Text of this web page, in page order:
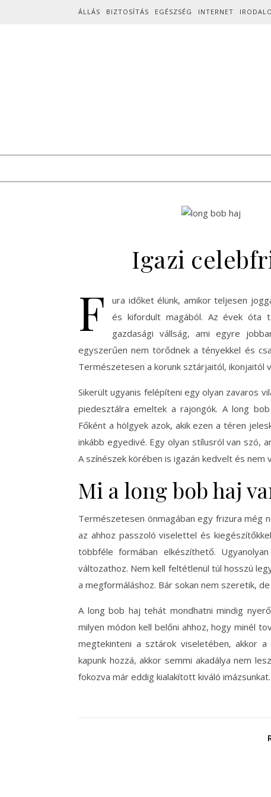
ÁLLÁS BIZTOSÍTÁS EGÉSZSÉG INTERNET
Igazi
F
ura időket élünk, amikor teljesen
és kifordult magából. Az évek óta
gazdasági vállság, ami egyre
egyszerűen nem törődnek a tényekkel és
Természetesen a korunk sztárjaitól, ikonjaitól
Sikerült ugyanis felépíteni egy olyan zavaros
piedesztálra emeltek a rajongók. A long
Főként a hölgyek azok, akik ezen a téren
inkább egyedivé. Egy olyan stílusról van szó,
A színészek körében is igazán kedvelt és
Mi a long bob haj
Természetesen önmagában egy frizura még
az ahhoz passzoló viselettel és
többféle formában elkészíthető.
változathoz. Nem kell feltétlenül túl hosszú
a megformáláshoz. Bár sokan nem szeretik,
A long bob haj tehát mondhatni mindig
milyen módon kell belőni ahhoz, hogy minél
megtekinteni a sztárok viseletében, akkor a
kapunk hozzá, akkor semmi akadálya nem
fokozva már eddig kialakított kiváló imázsunkat.